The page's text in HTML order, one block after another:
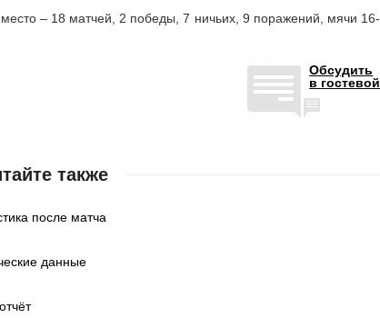
– 18 матчей, 2 победы, 7 ничьих, 9 поражений, мячи 16-
Обсудить
в гостевой
также
после матча
данные